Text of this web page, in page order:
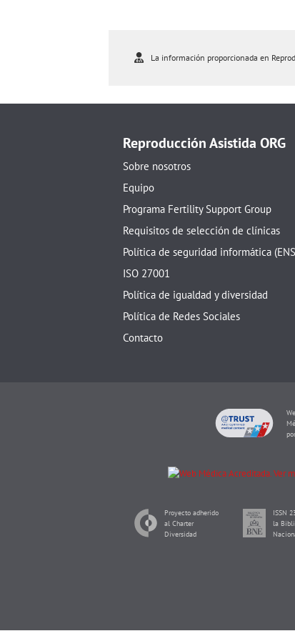
La información proporcionada en
Reproducción Asistida ORG
Sobre nosotros
Equipo
Programa Fertility Support Group
Requisitos de selección de clínicas
Política de seguridad informática
ISO 27001
Política de igualdad y diversidad
Política de Redes Sociales
Contacto
Proyecto adherido
al Charter
Diversidad
ISSN
la